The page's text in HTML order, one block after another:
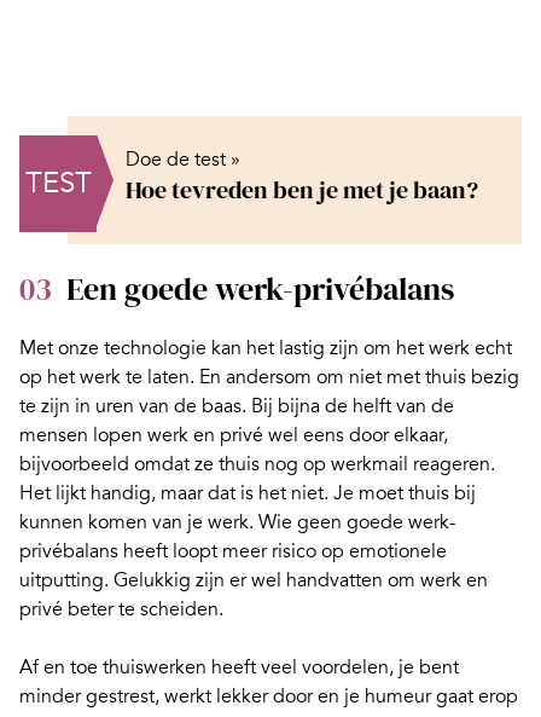
TEST
Doe de test »
Hoe tevreden ben je met je baan?
03 Een goede werk-privébalans
Met onze technologie kan het lastig zijn om het werk echt
op het werk te laten. En andersom om niet met thuis bezig
te zijn in uren van de baas. Bij bijna de helft van de
mensen lopen werk en privé wel eens door elkaar,
bijvoorbeeld omdat ze thuis nog op werkmail reageren.
Het lijkt handig, maar dat is het niet. Je moet thuis bij
kunnen komen van je werk. Wie geen goede werk-
privébalans heeft loopt meer risico op emotionele
uitputting. Gelukkig zijn er wel handvatten om werk en
privé beter te scheiden.
Af en toe thuiswerken heeft veel voordelen, je bent
minder gestrest, werkt lekker door en je humeur gaat erop